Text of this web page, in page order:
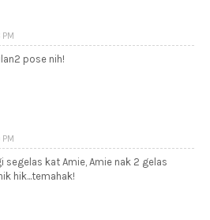
pose nih!
segelas kat Amie, Amie nak 2 gelas
hik...temahak!